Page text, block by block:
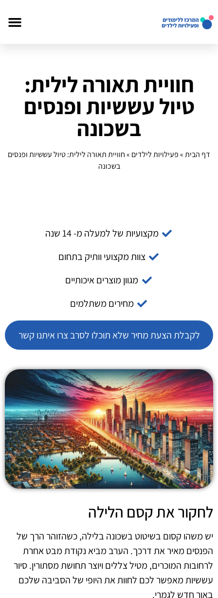
חוויית תאורה לילית:
טיול עששיות ופנסים
בשכונה
דף הבית»פעילויות לילדים »חוויית תאורה לילית: טיול עששיות ופנסים
בשכונה
מקצועיות של למעלה מ- 14 שנה
צוות מקצועי וותיק בתחום
מגוון מוצרים איכותיים
מחירים משתלמים
לקבלת הצעת מחיר שלא תוכלו לסרב צרו איתנו קשר
לחקור את קסם הלילה
יש משהו קסום בשיטוט בשכונה בלילה, כשהזוהר הרך של
הפנסים מאיר את דרכך. הערב מביא נקודת מבט אחרת
לרחובות המוכרים, מטיל צללים ויוצר תחושת מסתורין. סיור
עששיות מאפשר לכם לחוות את היופי של הסביבה שלכם
באור חדש לגמרי.